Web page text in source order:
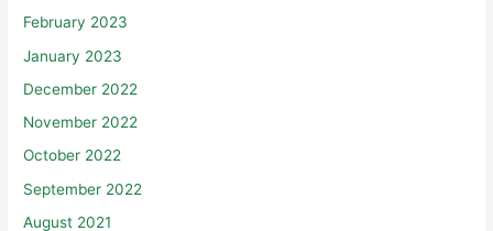
February 2023
January 2023
December 2022
November 2022
October 2022
September 2022
August 2021